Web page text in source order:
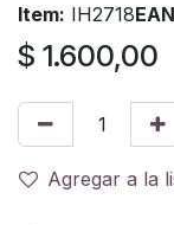
Item: IH2718
$ 1.600,00
Agregar a la